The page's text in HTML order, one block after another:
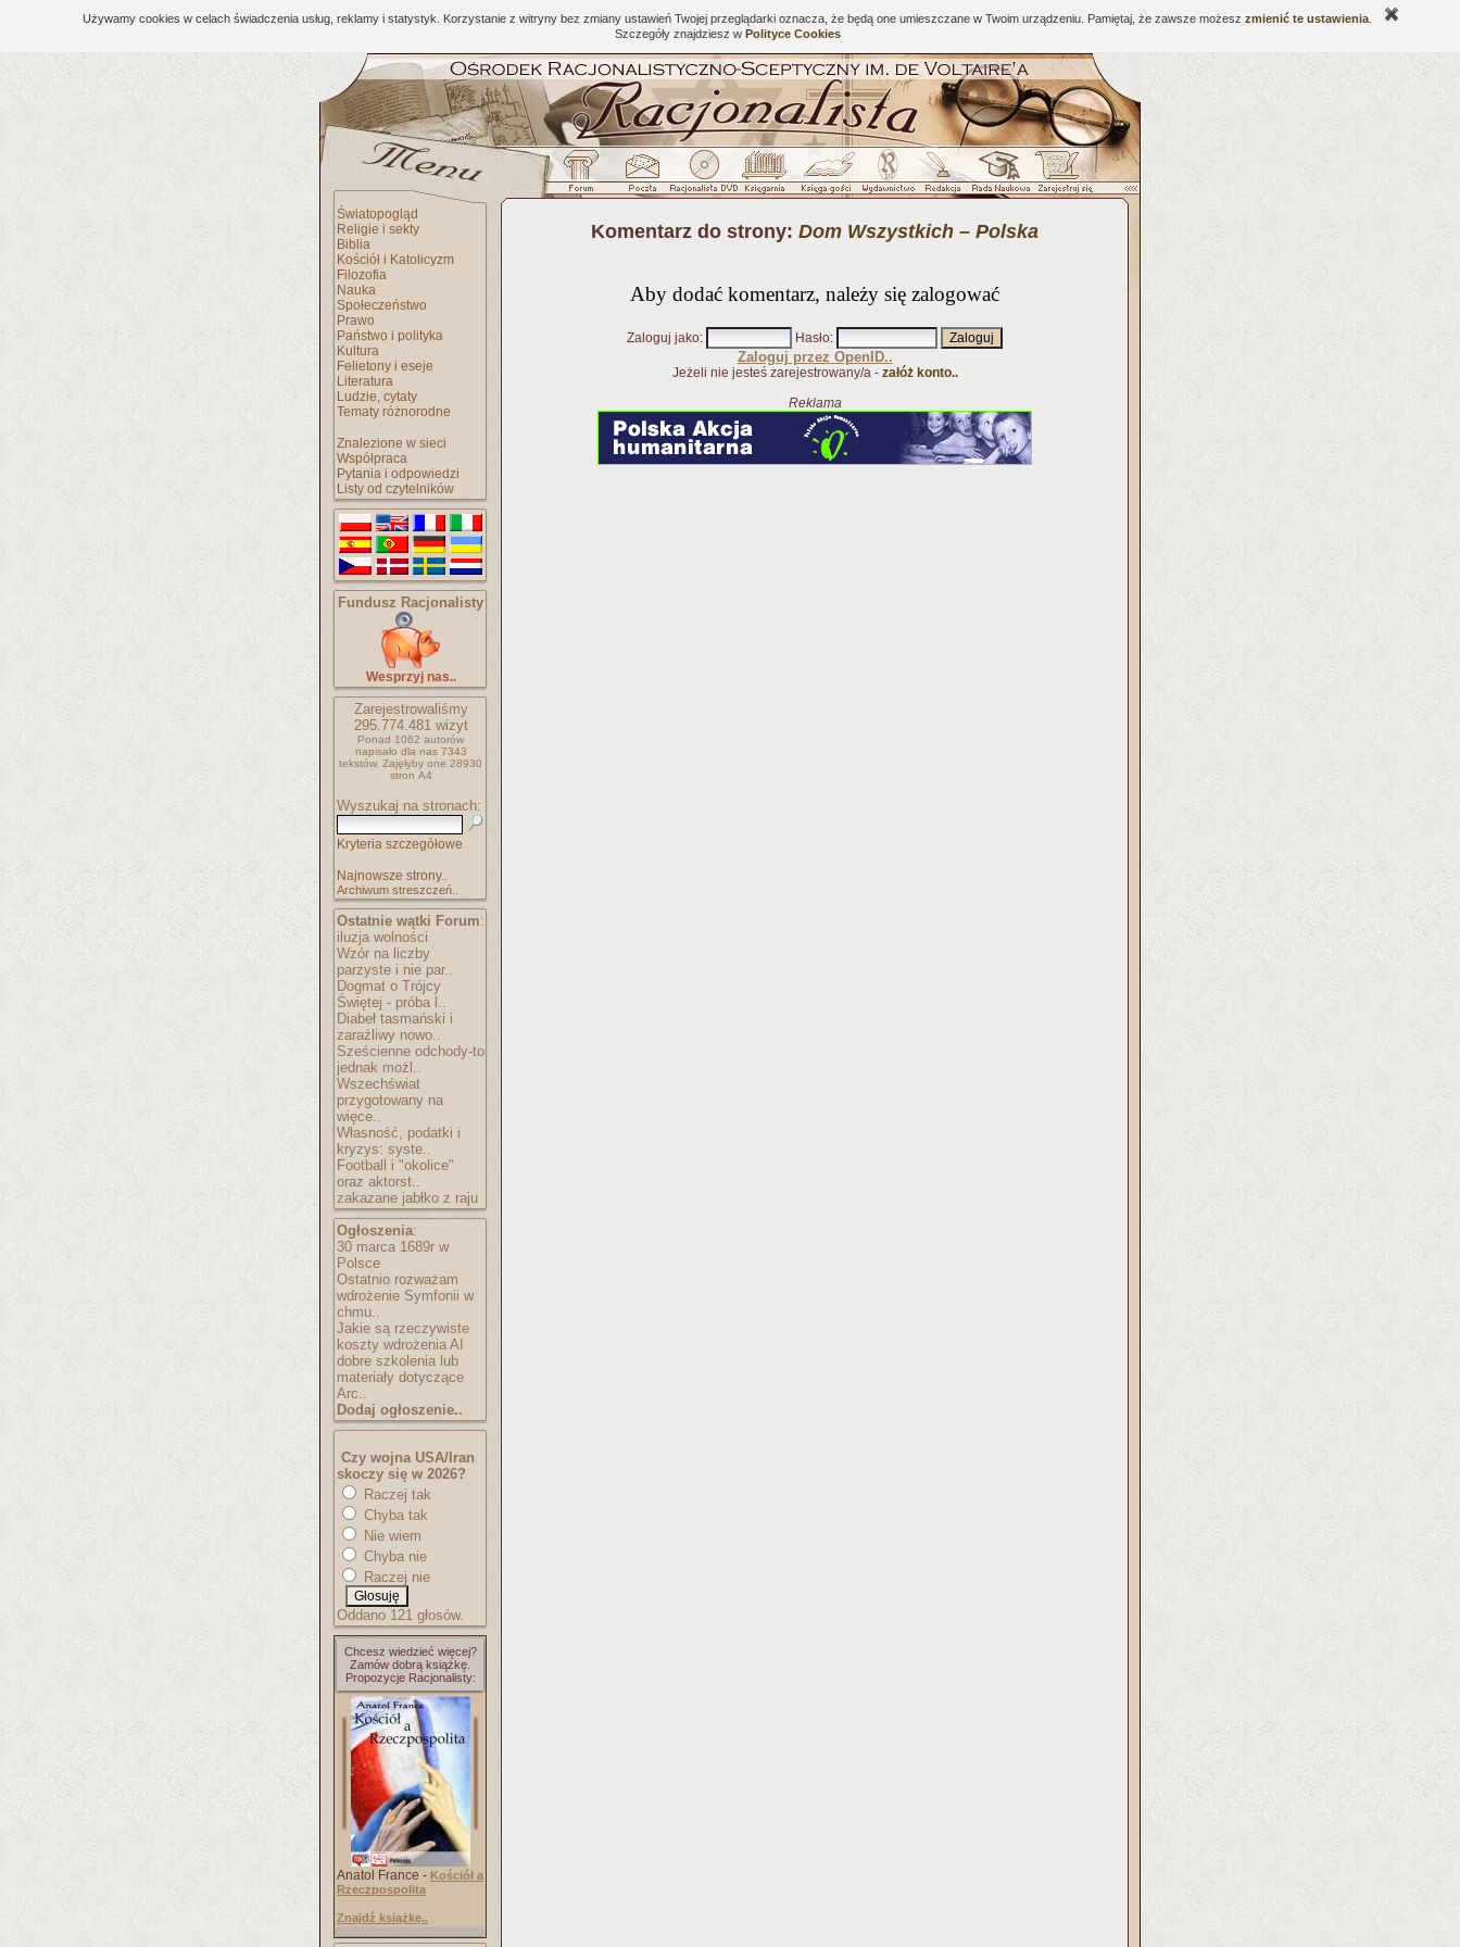
Używamy cookies w celach świadczenia usług, reklamy i statystyk. Korzystanie z witryny bez zmiany ustawień Twojej przeglądarki oznacza, że będą one umieszczane w Twoim urządzeniu. Pamiętaj, że zawsze możesz zmienić te ustawienia
Szczegóły znajdziesz w Polityce Cookies
Światopogląd
Religie i sekty
Biblia
Kościół i Katolicyzm
Filozofia
Nauka
Społeczeństwo
Prawo
Państwo i polityka
Kultura
Felietony i eseje
Literatura
Ludzie, cytaty
Tematy różnorodne
Znalezione w sieci
Współpraca
Pytania i odpowiedzi
Listy od czytelników
Fundusz Racjonalisty
Wesprzyj nas..
Zarejestrowaliśmy
295.774.481wizyt
Ponad 1062 autorów
napisało dla nas 7343
tekstów. Zajęłyby one 28930
stron A4
Wyszukaj na stronach:
Kryteria szczegółowe
Najnowsze strony..
Archiwum streszczeń..
Ostatnie wątki Forum:
iluzja wolności
Wzór na liczby
parzyste i nie par..
Dogmat o Trójcy
Świętej - próba l..
Diabeł tasmański i
zaraźliwy nowo..
Sześcienne odchody-to
jednak możl..
Wszechświat
przygotowany na
więce..
Własność, podatki i
kryzys: syste..
Football i "okolice"
oraz aktorst..
zakazane jabłko z raju
Ogłoszenia:
30 marca 1689r w
Polsce
Ostatnio rozważam
wdrożenie Symfonii w
chmu..
Jakie są rzeczywiste
koszty wdrożenia AI
dobre szkolenia lub
materiały dotyczące
Arc..
Dodaj ogłoszenie..
Czy wojna USA/Iran
skoczy się w 2026?
Raczej tak
Chyba tak
Nie wiem
Chyba nie
Raczej nie
Oddano 121 głosów.
Chcesz wiedzieć więcej?
Zamów dobrą książkę.
Propozycje Racjonalisty:
Anatol France - Kościół a
Rzeczpospolita
Znajdź książkę..
Komentarz do strony: Dom Wszystkich – Polska
Aby dodać komentarz, należy się zalogować
Zaloguj jako: Hasło:
Zaloguj przez OpenID..
Jeżeli nie jesteś zarejestrowany/a - załóż konto..
Reklama